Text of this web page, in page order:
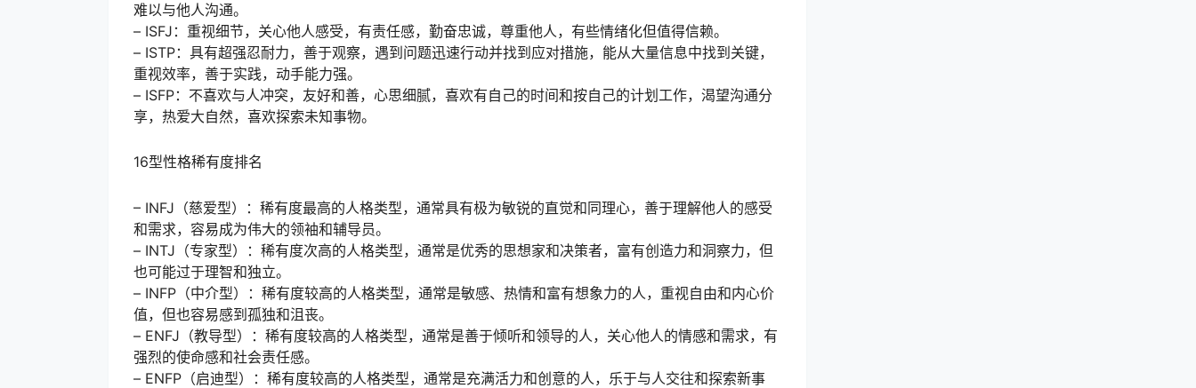
难以与他人沟通。
– ISFJ：重视细节，关心他人感受，有责任感，勤奋忠诚，尊重他人，有些情绪化但值得信赖。
– ISTP：具有超强忍耐力，善于观察，遇到问题迅速行动并找到应对措施，能从大量信息中找到关键，
重视效率，善于实践，动手能力强。
– ISFP：不喜欢与人冲突，友好和善，心思细腻，喜欢有自己的时间和按自己的计划工作，渴望沟通分
享，热爱大自然，喜欢探索未知事物。
16型性格稀有度排名
– INFJ（慈爱型）：稀有度最高的人格类型，通常具有极为敏锐的直觉和同理心，善于理解他人的感受
和需求，容易成为伟大的领袖和辅导员。
– INTJ（专家型）：稀有度次高的人格类型，通常是优秀的思想家和决策者，富有创造力和洞察力，但
也可能过于理智和独立。
– INFP（中介型）：稀有度较高的人格类型，通常是敏感、热情和富有想象力的人，重视自由和内心价
值，但也容易感到孤独和沮丧。
– ENFJ（教导型）：稀有度较高的人格类型，通常是善于倾听和领导的人，关心他人的情感和需求，有
强烈的使命感和社会责任感。
– ENFP（启迪型）：稀有度较高的人格类型，通常是充满活力和创意的人，乐于与人交往和探索新事